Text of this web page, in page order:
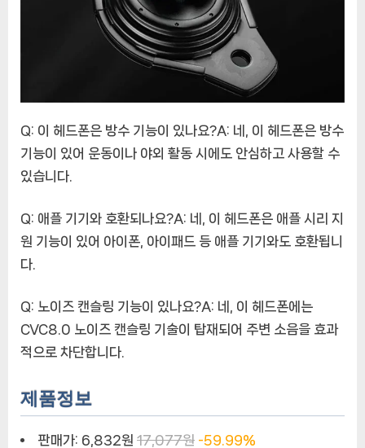
Q: 이 헤드폰은 방수 기능이 있나요?A: 네, 이 헤드폰은 방수
기능이 있어 운동이나 야외 활동 시에도 안심하고 사용할 수
있습니다.
Q: 애플 기기와 호환되나요?A: 네, 이 헤드폰은 애플 시리 지
원 기능이 있어 아이폰, 아이패드 등 애플 기기와도 호환됩니
다.
Q: 노이즈 캔슬링 기능이 있나요?A: 네, 이 헤드폰에는
CVC8.0 노이즈 캔슬링 기술이 탑재되어 주변 소음을 효과
적으로 차단합니다.
제품정보
판매가: 6,832원 17,077원 -59.99%